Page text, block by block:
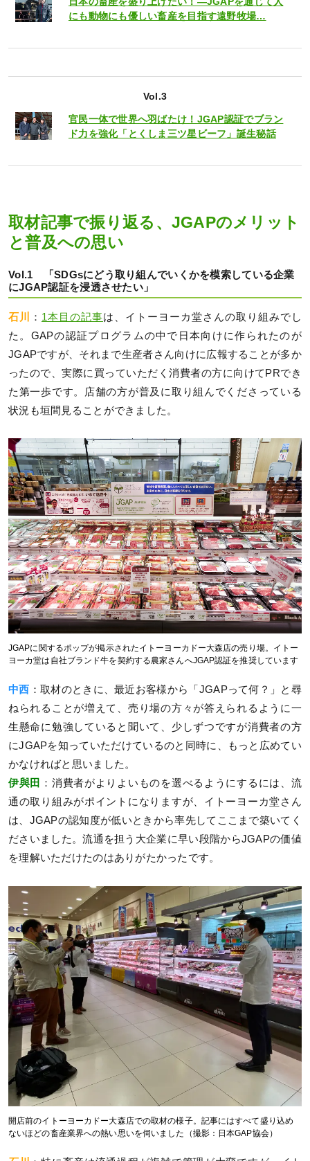
にも動物にも優しい畜産を目指す遠野牧場…
Vol.3
官民一体で世界へ羽ばたけ！JGAP認証でブラン
ド力を強化「とくしま三ツ星ビーフ」誕生秘話
取材記事で振り返る、JGAPのメリット
と普及への思い
Vol.1 「SDGsにどう取り組んでいくかを模索している企業
にJGAP認証を浸透させたい」
石川 ： 1本目の記事は、イトーヨーカ堂さんの取り組みでし
た。GAPの認証プログラムの中で日本向けに作られたのが
JGAPですが、それまで生産者さん向けに広報することが多か
ったので、実際に買っていただく消費者の方に向けてPRでき
た第一歩です。店舗の方が普及に取り組んでくださっている
状況も垣間見ることができました。
JGAPに関するポップが掲示されたイトーヨーカドー大森店の売り場。イトー
ヨーカ堂は自社ブランド牛を契約する農家さんへJGAP認証を推奨しています
中西 ：取材のときに、最近お客様から「JGAPって何？」と尋
ねられることが増えて、売り場の方々が答えられるように一
生懸命に勉強していると聞いて、少しずつですが消費者の方
にJGAPを知っていただけているのと同時に、もっと広めてい
かなければと思いました。
伊與田
：消費者がよりよいものを選べるようにするには、流
通の取り組みがポイントになりますが、イトーヨーカ堂さん
は、JGAPの認知度が低いときから率先してここまで築いてく
ださいました。流通を担う大企業に早い段階からJGAPの価値
を理解いただけたのはありがたかったです。
開店前のイトーヨーカドー大森店での取材の様子。記事にはすべて盛り込め
ないほどの畜産業界への熱い思いを伺いました（撮影：日本GAP協会）